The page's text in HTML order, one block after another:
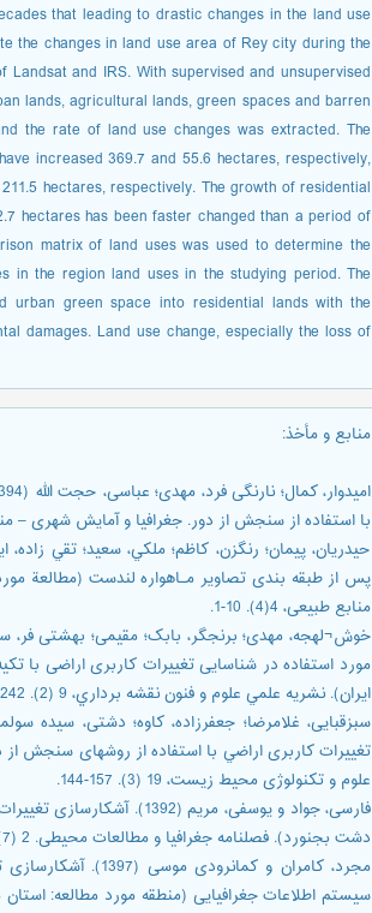
that leading to drastic changes in the land use
the changes in land use area of Rey city during the
and IRS. With supervised and unsupervised
lands, agricultural lands, green spaces and barren
the rate of land use changes was extracted. The
increased 369.7 and 55.6 hectares, respectively,
hectares, respectively. The growth of residential
hectares has been faster changed than a period of
matrix of land uses was used to determine the
in the region land uses in the studying period. The
urban green space into residential lands with the
damages. Land use change, especially the loss of
منابع و مأخذ:
با استفاده از سنجش از دور. جغرافیا و آمایش شهری – منطقه ای
پس از طبقه بندی تصاویر مـاهواره لندست (مطالعة
منابع طبیعی، 4(4). 10-1.
ایران). نشريه علمي علوم و فنون نقشه برداري، 9 (2). 242-225.
تغييرات كاربری اراضي با استفاده از روشهای سنجش
علوم و تکنولوژی محيط زيست، 19 (3). 157-144.
فارسی، جواد و یوسفی،
دشت بجنورد). فصلنامه جغرافیا و مطالعات محیطی. 2 (7). 106-59.
مجرد، کامران و
سیستم اطلاعات جغرافیایی (منطقه مورد مطالعه: